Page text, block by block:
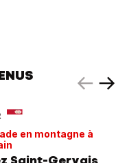
en montagne à